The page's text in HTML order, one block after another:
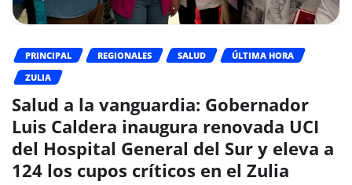
PRINCIPAL REGIONALES SALUD
ÚLTIMA HORA
ZULIA
Salud a la vanguardia: Gobernador
Luis Caldera inaugura renovada UCI
del Hospital General del Sur y eleva a
124 los cupos críticos en el Zulia